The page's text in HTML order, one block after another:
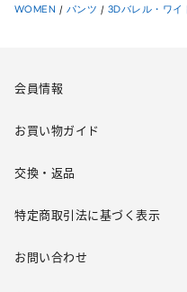
WOMEN / パンツ / 3Dバレル・ワイ
会員情報
お買い物ガイド
交換・返品
特定商取引法に基づく表示
お問い合わせ